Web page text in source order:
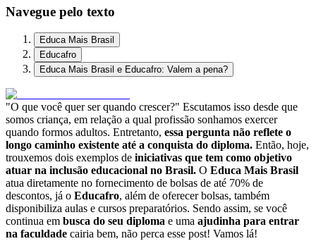
Navegue pelo texto
Educa Mais Brasil
Educafro
Educa Mais Brasil e Educafro: Valem a pena?
"O que você quer ser quando crescer?" Escutamos isso desde que
somos criança, em relação a qual profissão sonhamos exercer
quando formos adultos. Entretanto, essa pergunta não reflete o
longo caminho existente até a conquista do diploma. Então, hoje,
trouxemos dois exemplos de iniciativas que tem como objetivo
atuar na inclusão educacional no Brasil. O Educa Mais Brasil
atua diretamente no fornecimento de bolsas de até 70% de
descontos, já o Educafro, além de oferecer bolsas, também
disponibiliza aulas e cursos preparatórios. Sendo assim, se você
continua em busca do seu diploma e uma ajudinha para entrar
na faculdade cairia bem, não perca esse post! Vamos lá!